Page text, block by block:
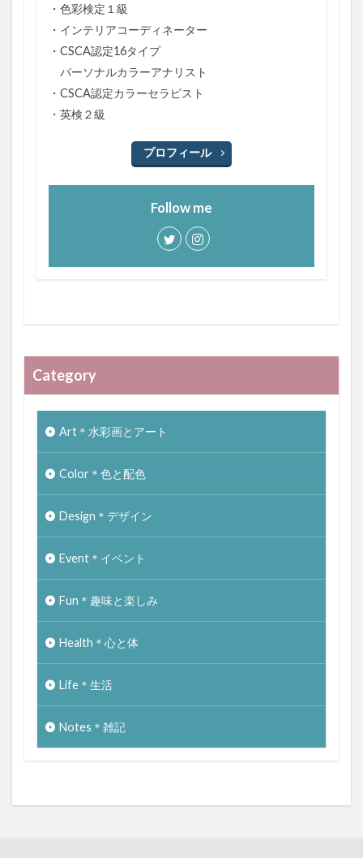
・色彩検定１級
・インテリアコーディネーター
・CSCA認定16タイプ
パーソナルカラーアナリスト
・CSCA認定カラーセラピスト
・英検２級
プロフィール
Follow me
Category
Art＊水彩画とアート
Color＊色と配色
Design＊デザイン
Event＊イベント
Fun＊趣味と楽しみ
Health＊心と体
Life＊生活
Notes＊雑記